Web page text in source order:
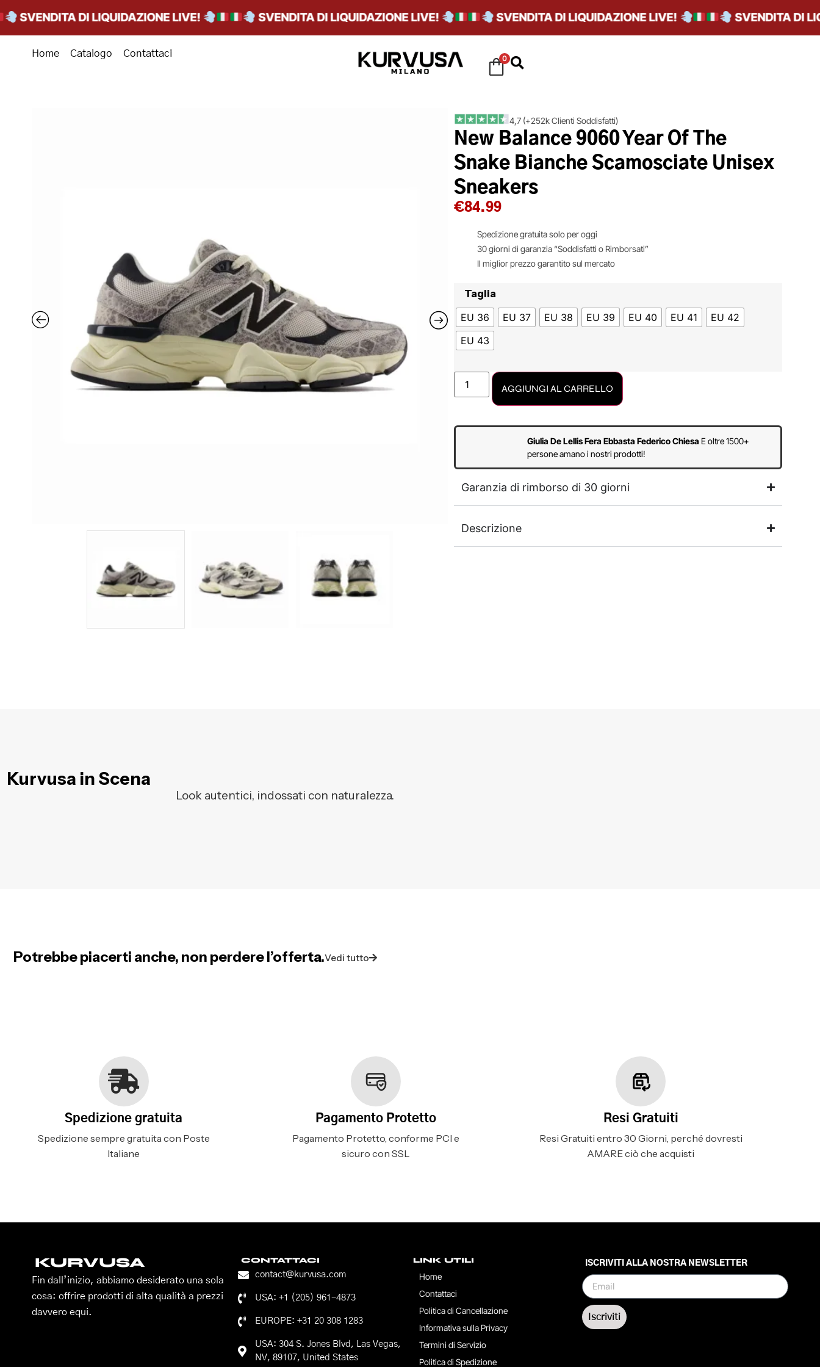
DI LIQUIDAZIONE LIVE! SVENDITA DI LIQUIDAZIONE LIVE! SVENDITA DI LIQUIDAZIONE LIVE! SVENDITA DI
Home Catalogo Contattaci 0
4,7 (+252k Clienti Soddisfatti)
New Balance 9060 Year Of The
Snake Bianche Scamosciate Unisex
Sneakers
€84.99
Spedizione gratuita solo per oggi
30 giorni di garanzia “Soddisfatti o Rimborsati”
Il miglior prezzo garantito sul mercato
Taglia
EU 36
EU 37 EU 38 EU 39 EU 40 EU 41
EU 42
EU 43
AGGIUNGI AL CARRELLO
Giulia De Lellis Fera Ebbasta Federico ChiesaE oltre 1500+
persone amano i nostri prodotti!
Garanzia di rimborso di 30 giorni
Descrizione
Kurvusa in Scena
Look autentici, indossati con naturalezza.
Potrebbe piacerti anche, non perdere l’offerta.Vedi tutto
Spedizione gratuita
Spedizione sempre gratuita con Poste
Italiane
Pagamento Protetto
Pagamento Protetto, conforme PCI e
sicuro con SSL
Resi Gratuiti
Resi Gratuiti entro 30 Giorni, perché dovresti
AMARE ciò che acquisti
KURVUSA
Fin dall’inizio, abbiamo desiderato una sola
cosa: offrire prodotti di alta qualità a prezzi
davvero equi.
CONTATTACI
contact@kurvusa.com
USA: +1 (205) 961-4873
EUROPE: +31 20 308 1283
USA: 304 S. Jones Blvd, Las Vegas,
NV, 89107, United States
LINK UTILI
Home
Contattaci
Politica di Cancellazione
Informativa sulla Privacy
Termini di Servizio
Politica di Spedizione
ISCRIVITI ALLA NOSTRA NEWSLETTER
Iscriviti